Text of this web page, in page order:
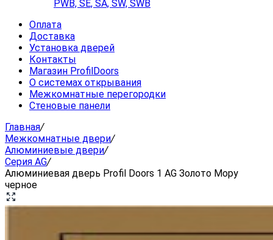
PWB, SE, SA, SW, SWB
Оплата
Доставка
Установка дверей
Контакты
Магазин ProfilDoors
О системах открывания
Межкомнатные перегородки
Стеновые панели
Главная/
Межкомнатные двери/
Алюминиевые двери/
Серия AG/
Алюминиевая дверь Profil Doors 1 AG Золото Мору
черное